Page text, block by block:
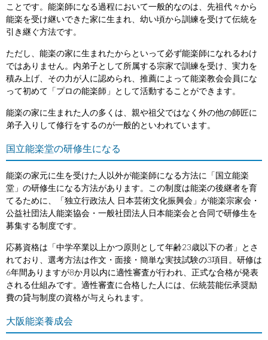
ことです。能楽師になる過程において一般的なのは、先祖代々から
能楽を受け継いできた家に生まれ、幼い頃から訓練を受けて伝統を
引き継ぐ方法です。
ただし、能楽の家に生まれたからといって必ず能楽師になれるわけ
ではありません。内弟子として所属する宗家で訓練を受け、実力を
積み上げ、その力が人に認められ、推薦によって能楽教会会員にな
って初めて「プロの能楽師」として活動することができます。
能楽の家に生まれた人の多くは、親や祖父ではなく外の他の師匠に
弟子入りして修行をするのが一般的といわれています。
国立能楽堂の研修生になる
能楽の家元に生を受けた人以外が能楽師になる方法に「国立能楽
堂」の研修生になる方法があります。この制度は能楽の後継者を育
てるために、「独立行政法人 日本芸術文化振興会」が能楽宗家会・
公益社団法人能楽協会・一般社団法人日本能楽会と合同で研修生を
募集する制度です。
応募資格は「中学卒業以上かつ原則として年齢23歳以下の者」とさ
れており、選考方法は作文・面接・簡単な実技試験の3項目。研修は
6年間ありますが8か月以内に適性審査が行われ、正式な合格が発表
される仕組みです。適性審査に合格した人には、伝統芸能伝承奨励
費の貸与制度の資格が与えられます。
大阪能楽養成会